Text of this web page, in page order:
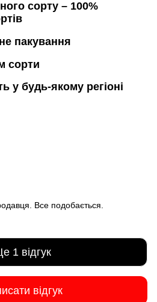
сорту – 100%
пакування
сорти
у будь-якому регіоні
Все подобається.
1 відгук
відгук